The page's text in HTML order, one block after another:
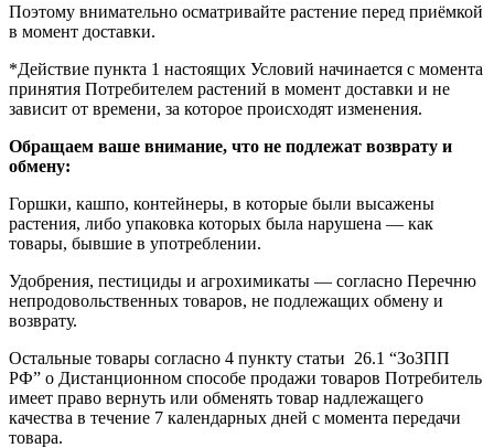
Поэтому внимательно осматривайте растение перед приёмкой
в момент доставки.
*Действие пункта 1 настоящих Условий начинается с момента
принятия Потребителем растений в момент доставки и не
зависит от времени, за которое происходят изменения.
Обращаем ваше внимание, что не подлежат возврату и
обмену:
Горшки, кашпо, контейнеры, в которые были высажены
растения, либо упаковка которых была нарушена — как
товары, бывшие в употреблении.
Удобрения, пестициды и агрохимикаты — согласно Перечню
непродовольственных товаров, не подлежащих обмену и
возврату.
Остальные товары согласно 4 пункту статьи 26.1 “ЗоЗПП
РФ” о Дистанционном способе продажи товаров Потребитель
имеет право вернуть или обменять товар надлежащего
качества в течение 7 календарных дней с момента передачи
товара.